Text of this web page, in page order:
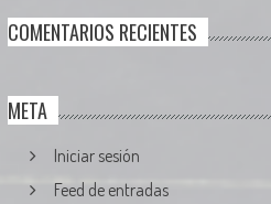
COMENTARIOS RECIENTES
META
Iniciar sesión
Feed de entradas